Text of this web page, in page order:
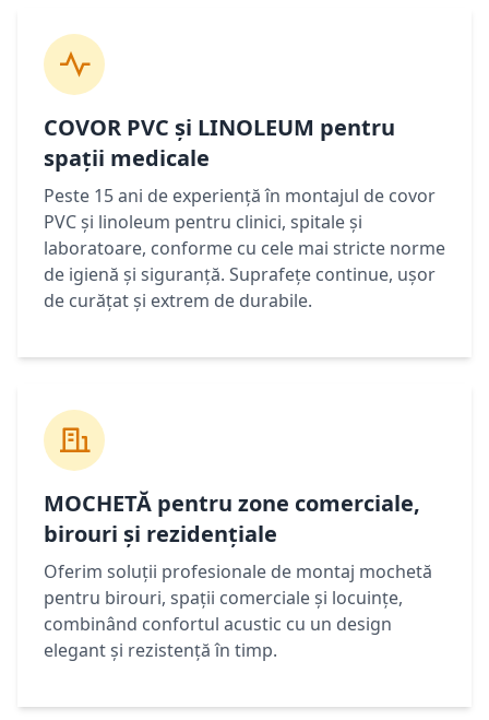
COVOR PVC și LINOLEUM pentru
spații medicale
Peste 15 ani de experiență în montajul de covor
PVC și linoleum pentru clinici, spitale și
laboratoare, conforme cu cele mai stricte norme
de igienă și siguranță. Suprafețe continue, ușor
de curățat și extrem de durabile.
MOCHETĂ pentru zone comerciale,
birouri și rezidențiale
Oferim soluții profesionale de montaj mochetă
pentru birouri, spații comerciale și locuințe,
combinând confortul acustic cu un design
elegant și rezistență în timp.